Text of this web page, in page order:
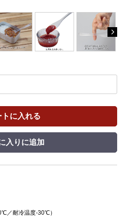
トに入れる
入りに追加
／耐冷温度-30℃）